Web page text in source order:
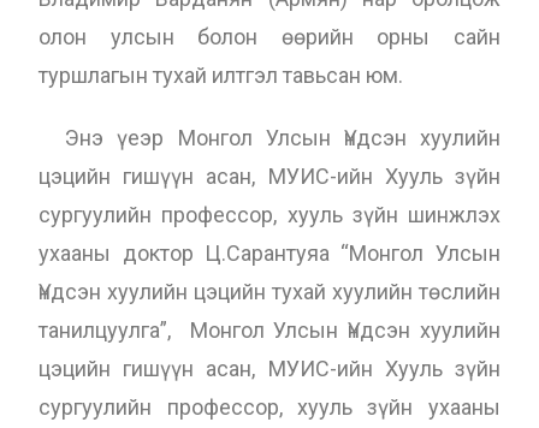
олон улсын болон өөрийн орны сайн
туршлагын тухай илтгэл тавьсан юм.
Энэ үеэр Монгол Улсын Үндсэн хуулийн
цэцийн гишүүн асан, МУИС-ийн Хууль зүйн
сургуулийн профессор, хууль зүйн шинжлэх
ухааны доктор Ц.Сарантуяа “Монгол Улсын
Үндсэн хуулийн цэцийн тухай хуулийн төслийн
танилцуулга”, Монгол Улсын Үндсэн хуулийн
цэцийн гишүүн асан, МУИС-ийн Хууль зүйн
сургуулийн профессор, хууль зүйн ухааны